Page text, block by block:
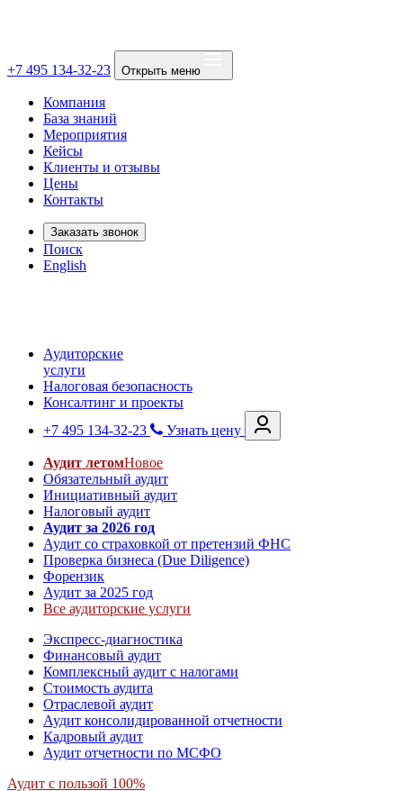
+7 495 134-32-23 Открыть меню
Компания
База знаний
Мероприятия
Кейсы
Клиенты и отзывы
Цены
Контакты
Заказать звонок
Поиск
English
Аудиторские
услуги
Налоговая безопасность
Консалтинг и проекты
+7 495 134-32-23
Узнать цену
Аудит летомНовое
Обязательный аудит
Инициативный аудит
Налоговый аудит
Аудит за 2026 год
Аудит со страховкой от претензий ФНС
Проверка бизнеса (Due Diligence)
Форензик
Аудит за 2025 год
Все аудиторские услуги
Экспресс-диагностика
Финансовый аудит
Комплексный аудит с налогами
Стоимость аудита
Отраслевой аудит
Аудит консолидированной отчетности
Кадровый аудит
Аудит отчетности по МСФО
Аудит с пользой 100%